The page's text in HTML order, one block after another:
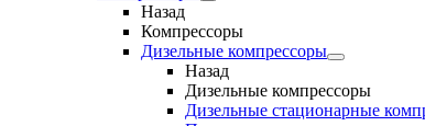
Назад
Компрессоры
Дизельные компрессоры
Назад
Дизельные компрессоры
Дизельные стационарные